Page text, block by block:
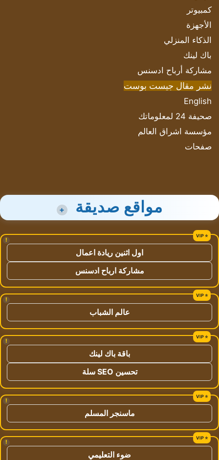
كمبيوتر
الأجهزة
الذكاء المنزلي
باك لينك
مشاركة أرباح ادسنس
نشر مقال جيست بوست
English
صحيفة 24 لمعلوماتك
مؤسسة اشراق العالم
صفحات
مواقع صديقة +
!
اول اثنين ريادة اعمال
مشاركة ارباح ادسنس
!
عالم الشباب
!
باقة باك لينك
تحسين SEO سلة
!
ماسنجر المسلم
!
ضوء التعليمي